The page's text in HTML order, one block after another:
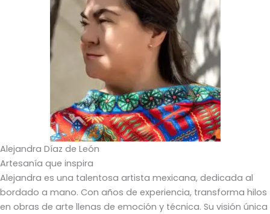
Alejandra Díaz de León
Artesanía que inspira
Alejandra es una talentosa artista mexicana, dedicada al
bordado a mano. Con años de experiencia, transforma hilos
en obras de arte llenas de emoción y técnica. Su visión única